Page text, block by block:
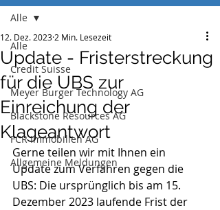
Alle
Credit Suisse
Meyer Burger Technology AG
Blackstone Resources AG
FCR Immobilien AG
Allgemeine Meldungen
Alle
Update - Fristerstreckung
für die UBS zur
Einreichung der
Klageantwort
12. Dez. 2023 2 Min. Lesezeit
Gerne teilen wir mit Ihnen ein
Update zum Verfahren gegen die
UBS: Die ursprünglich bis am 15.
Dezember 2023 laufende Frist der